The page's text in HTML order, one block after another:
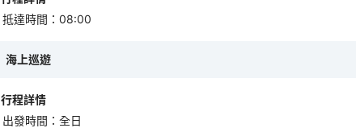
抵達時間 ： 08:00
海上巡遊
行程詳情
出發時間 ： 全日